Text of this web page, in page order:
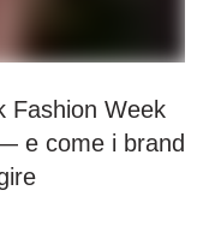
Fashion Week
e come i brand